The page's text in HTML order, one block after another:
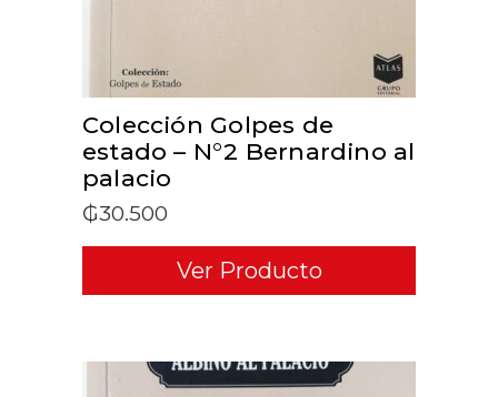
Colección Golpes de
estado – N°2 Bernardino al
palacio
₲30.500
Ver Producto